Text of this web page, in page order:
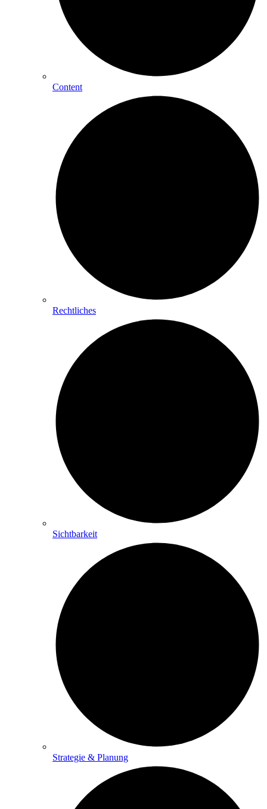
Content
Rechtliches
Sichtbarkeit
Strategie & Planung